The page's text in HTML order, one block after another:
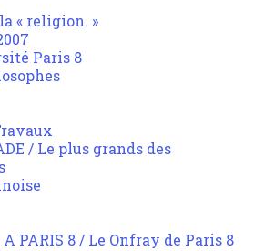
« religion. »
Paris 8
/ Le plus grands des
A PARIS 8 / Le Onfray de Paris 8